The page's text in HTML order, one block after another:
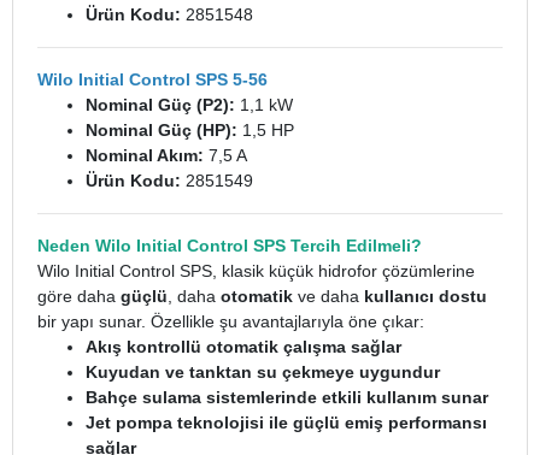
Ürün Kodu: 2851548
Wilo Initial Control SPS 5-56
Nominal Güç (P2): 1,1 kW
Nominal Güç (HP): 1,5 HP
Nominal Akım: 7,5 A
Ürün Kodu: 2851549
Neden Wilo Initial Control SPS Tercih Edilmeli?
Wilo Initial Control SPS, klasik küçük hidrofor çözümlerine
göre daha güçlü , daha otomatik ve daha kullanıcı dostu
bir yapı sunar. Özellikle şu avantajlarıyla öne çıkar:
Akış kontrollü otomatik çalışma sağlar
Kuyudan ve tanktan su çekmeye uygundur
Bahçe sulama sistemlerinde etkili kullanım sunar
Jet pompa teknolojisi ile güçlü emiş performansı
sağlar